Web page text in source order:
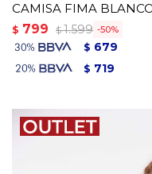
CAMISA FIMA
$ 799 $ 1.599 50
$ 679
$ 719